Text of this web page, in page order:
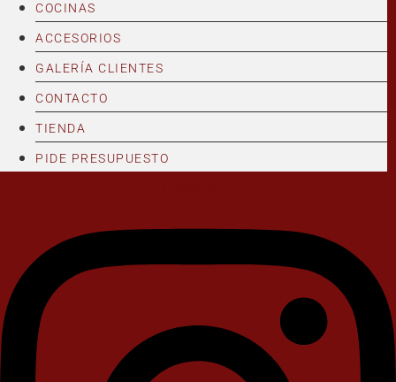
COCINAS
ACCESORIOS
GALERÍA CLIENTES
CONTACTO
TIENDA
PIDE PRESUPUESTO